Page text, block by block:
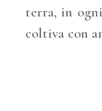
terra, in
coltiva con